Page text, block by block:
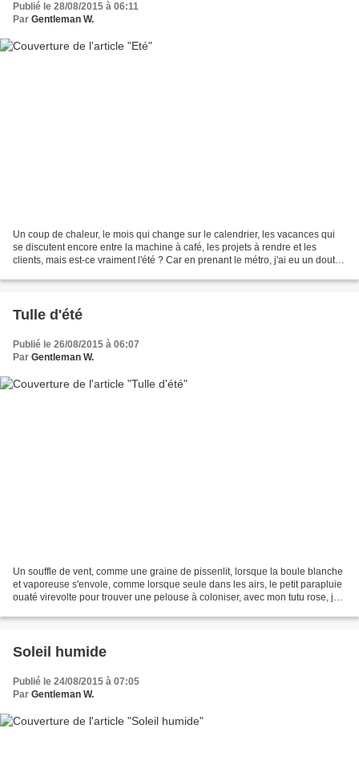
Publié le 28/08/2015 à 06:11
Par Gentleman W.
Un coup de chaleur, le mois qui change sur le calendrier, les vacances qui
se discutent encore entre la machine à café, les projets à rendre et les
clients, mais est-ce vraiment l'été ? Car en prenant le métro, j'ai eu un doute,
Tulle d'été
Publié le 26/08/2015 à 06:07
Par Gentleman W.
Un souffle de vent, comme une graine de pissenlit, lorsque la boule blanche
et vaporeuse s'envole, comme lorsque seule dans les airs, le petit parapluie
ouaté virevolte pour trouver une pelouse à coloniser, avec mon tutu rose, je
Soleil humide
Publié le 24/08/2015 à 07:05
Par Gentleman W.